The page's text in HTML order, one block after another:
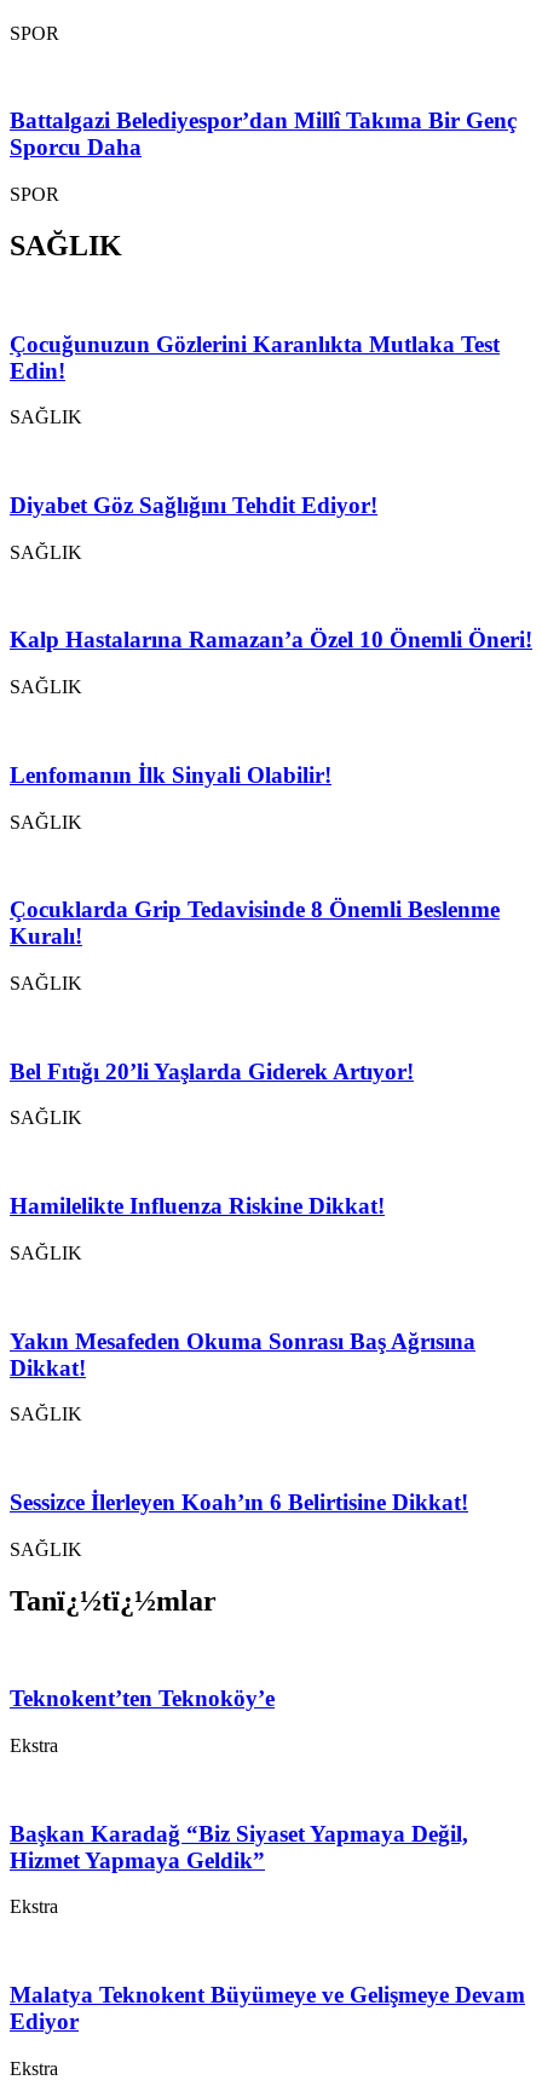
SPOR
Battalgazi Belediyespor’dan Millî Takıma Bir Genç
Sporcu Daha
SPOR
SAĞLIK
Çocuğunuzun Gözlerini Karanlıkta Mutlaka Test
Edin!
SAĞLIK
Diyabet Göz Sağlığını Tehdit Ediyor!
SAĞLIK
Kalp Hastalarına Ramazan’a Özel 10 Önemli Öneri!
SAĞLIK
Lenfomanın İlk Sinyali Olabilir!
SAĞLIK
Çocuklarda Grip Tedavisinde 8 Önemli Beslenme
Kuralı!
SAĞLIK
Bel Fıtığı 20’li Yaşlarda Giderek Artıyor!
SAĞLIK
Hamilelikte Influenza Riskine Dikkat!
SAĞLIK
Yakın Mesafeden Okuma Sonrası Baş Ağrısına
Dikkat!
SAĞLIK
Sessizce İlerleyen Koah’ın 6 Belirtisine Dikkat!
SAĞLIK
Tanï¿½tï¿½mlar
Teknokent’ten Teknoköy’e
Ekstra
Başkan Karadağ “Biz Siyaset Yapmaya Değil,
Hizmet Yapmaya Geldik”
Ekstra
Malatya Teknokent Büyümeye ve Gelişmeye Devam
Ediyor
Ekstra